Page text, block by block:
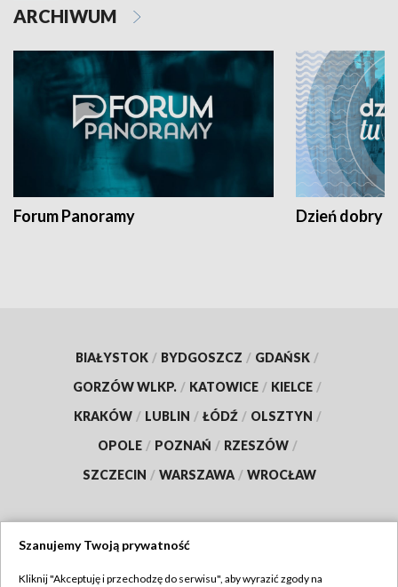
ARCHIWUM
Forum Panoramy Dzień dobry
BIAŁYSTOK / BYDGOSZCZ / GDAŃSK /
GORZÓW WLKP. / KATOWICE / KIELCE /
KRAKÓW / LUBLIN / ŁÓDŹ / OLSZTYN /
OPOLE / POZNAŃ / RZESZÓW /
SZCZECIN / WARSZAWA / WROCŁAW
Szanujemy Twoją prywatność
Kliknij "Akceptuję i przechodzę do serwisu", aby wyrazić zgody na